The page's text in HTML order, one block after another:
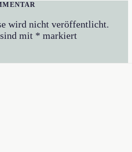
wird nicht veröffentlicht.
mit * markiert